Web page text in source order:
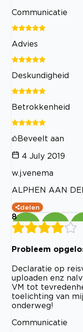
Communicatie
Advies
Deskundigheid
Betrokkenheid
Beveelt aan
4 July 2019
w.j.venema
ALPHEN AAN
delen
8
Probleem
Declaratie op
uploaden enz
VM tot
toelichting van
onderweg!
Communicatie